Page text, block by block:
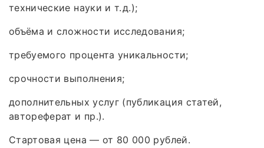
технические науки и т. д.);
объёма и сложности исследования;
требуемого процента уникальности;
срочности выполнения;
дополнительных услуг (публикация статей,
автореферат и пр.).
Стартовая цена — от 80 000 рублей.